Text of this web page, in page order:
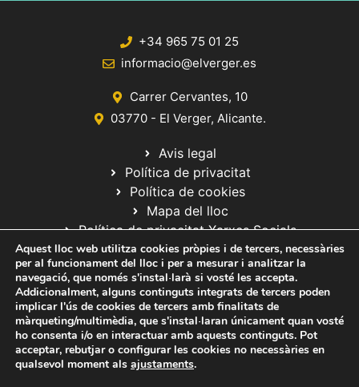
+34 965 75 01 25
informacio@elverger.es
Carrer Cervantes, 10
03770 - El Verger, Alicante.
Avis legal
Política de privacitat
Política de cookies
Mapa del lloc
Política de privacitat Xarxes Socials
© 2020 Web desarrollada por el Servicio de Informática de Diputación
de Alicante
Aquest lloc web utilitza cookies pròpies i de tercers, necessàries
per al funcionament del lloc i per a mesurar i analitzar la
navegació, que només s'instal·larà si vosté les accepta.
Addicionalment, alguns continguts integrats de tercers poden
implicar l'ús de cookies de tercers amb finalitats de
màrqueting/multimèdia, que s'instal·laran únicament quan vosté
ho consenta i/o en interactuar amb aquests continguts. Pot
acceptar, rebutjar o configurar les cookies no necessàries en
qualsevol moment als ajustaments.